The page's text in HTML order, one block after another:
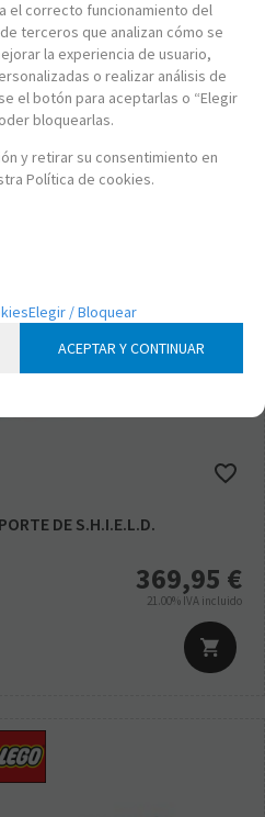
DE S.H.I.E.L.D.
369,95 €
21.00% IVA incluido
el correcto funcionamiento del
terceros que analizan cómo se
la experiencia de usuario,
o realizar análisis de
el botón para aceptarlas o “Elegir
bloquearlas.
y retirar su consentimiento en
Política de cookies.
Elegir / Bloquear
ACEPTAR Y CONTINUAR